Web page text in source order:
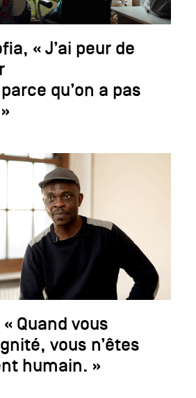
« J’ai peur de
qu’on a pas
Quand vous
vous n’êtes
humain. »